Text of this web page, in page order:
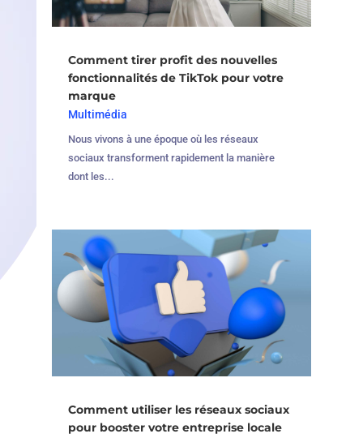
Comment tirer profit des nouvelles
fonctionnalités de TikTok pour votre
marque
Multimédia
Nous vivons à une époque où les réseaux
sociaux transforment rapidement la manière
dont les...
Comment utiliser les réseaux sociaux
pour booster votre entreprise locale